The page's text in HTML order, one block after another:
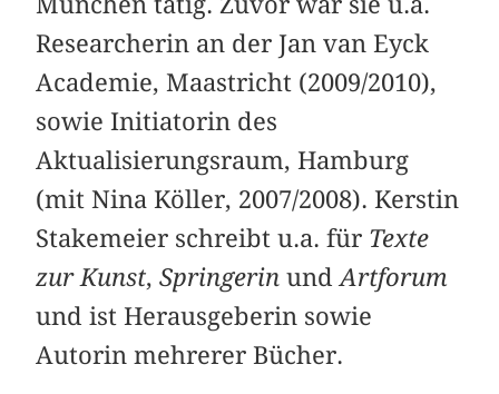
Researcherin an der Jan van Eyck
Academie, Maastricht (2009/2010),
sowie Initiatorin des
Aktualisierungsraum, Hamburg
(mit Nina Köller, 2007/2008). Kerstin
Stakemeier schreibt u.a. für Texte
zur Kunst,SpringerinundArtforum
und ist Herausgeberin sowie
Autorin mehrerer Bücher.